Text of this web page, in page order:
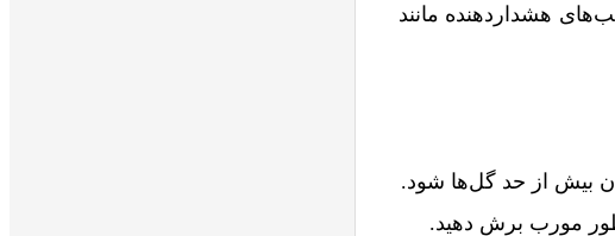
هشداردهنده مانند
بیش از حد گل‌ها شود.
طور مورب برش دهید.